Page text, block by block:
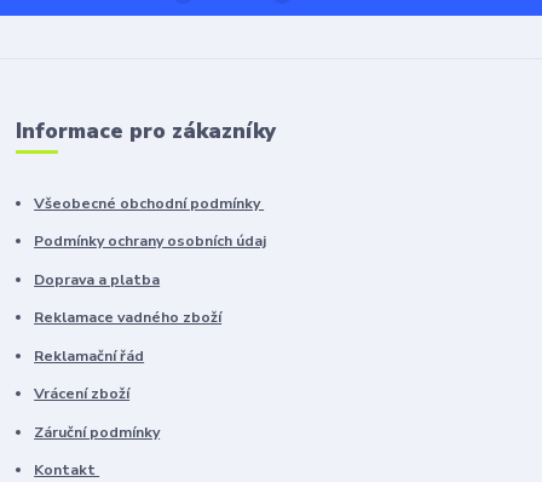
Informace pro zákazníky
Všeobecné obchodní podmínky
Podmínky ochrany osobních údaj
Doprava a platba
Reklamace vadného zboží
Reklamační řád
Vrácení zboží
Záruční podmínky
Kontakt